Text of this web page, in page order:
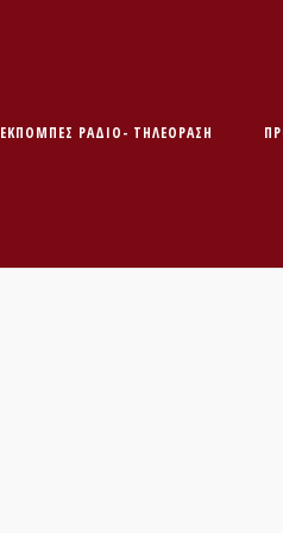
ΕΚΠΟΜΠΕΣ ΡΑΔΙΟ- ΤΗΛΕΟΡΑΣΗ